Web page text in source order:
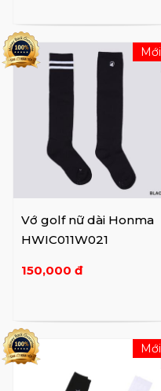
Vớ golf nữ dài Honma
HWIC011W021
150,000 đ
Mới
Mới